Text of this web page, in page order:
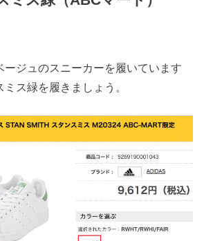
ージュのスニーカーを履いています
ス緑を履きましょう。